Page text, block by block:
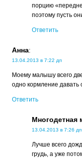
порцию
поэтому пусть
Ответить
Анна:
13.04.2013 в 7:22 дп
Моему малышу всего
одно кормление давать
Ответить
Многодетная
13.04.2013 в 7:26 дп
Лучше всего
грудь, а уже